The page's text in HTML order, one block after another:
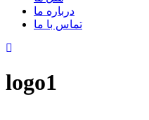
درباره ما
تماس با ما
logo1